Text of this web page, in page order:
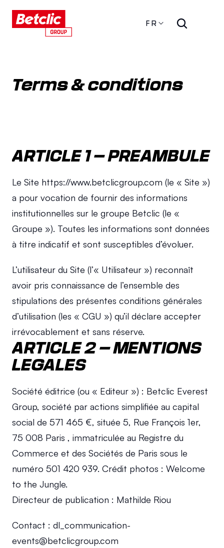
FR
Terms & conditions
ARTICLE 1 – PREAMBULE
Le Site https://www.betclicgroup.com (le « Site »)
a pour vocation de fournir des informations
institutionnelles sur le groupe Betclic (le «
Groupe »). Toutes les informations sont données
à titre indicatif et sont susceptibles d’évoluer.
L’utilisateur du Site (l’« Utilisateur ») reconnaît
avoir pris connaissance de l’ensemble des
stipulations des présentes conditions générales
d’utilisation (les « CGU ») qu’il déclare accepter
irrévocablement et sans réserve.
ARTICLE 2 – MENTIONS
LEGALES
Société éditrice (ou « Editeur ») : Betclic Everest
Group, société par actions simplifiée au capital
social de 571 465 €, située 5, Rue François 1er,
75 008 Paris , immatriculée au Registre du
Commerce et des Sociétés de Paris sous le
numéro 501 420 939. Crédit photos : Welcome
to the Jungle.
Directeur de publication : Mathilde Riou
Contact : dl_communication-
events@betclicgroup.com